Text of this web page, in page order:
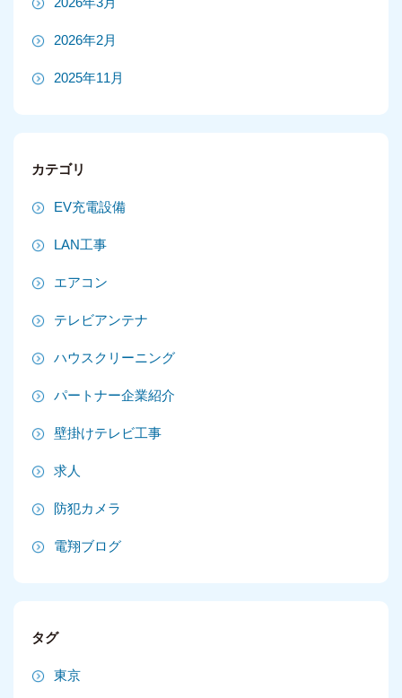
2026年2月
2025年11月
2024年8月
2024年7月
カテゴリ
EV充電設備
LAN工事
エアコン
テレビアンテナ
ハウスクリーニング
パートナー企業紹介
壁掛けテレビ工事
求人
防犯カメラ
電翔ブログ
タグ
東京